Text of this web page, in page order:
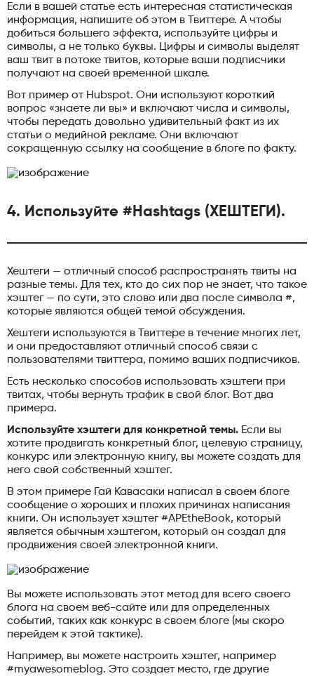
Если в вашей статье есть интересная статистическая
информация, напишите об этом в Твиттере. А чтобы
добиться большего эффекта, используйте цифры и
символы, а не только буквы. Цифры и символы выделят
ваш твит в потоке твитов, которые ваши подписчики
получают на своей временной шкале.
Вот пример от Hubspot. Они используют короткий
вопрос «знаете ли вы» и включают числа и символы,
чтобы передать довольно удивительный факт из их
статьи о медийной рекламе. Они включают
сокращенную ссылку на сообщение в блоге по факту.
4. Используйте #Hashtags (ХЕШТЕГИ).
Хештеги — отличный способ распространять твиты на
разные темы. Для тех, кто до сих пор не знает, что такое
хэштег — по сути, это слово или два после символа #,
которые являются общей темой обсуждения.
Хештеги используются в Твиттере в течение многих лет,
и они предоставляют отличный способ связи с
пользователями твиттера, помимо ваших подписчиков.
Есть несколько способов использовать хэштеги при
твитах, чтобы вернуть трафик в свой блог. Вот два
примера.
Используйте хэштеги для конкретной темы. Если вы
хотите продвигать конкретный блог, целевую страницу,
конкурс или электронную книгу, вы можете создать для
него свой собственный хэштег.
В этом примере Гай Кавасаки написал в своем блоге
сообщение о хороших и плохих причинах написания
книги. Он использует хэштег #APEtheBook, который
является обычным хэштегом, который он создал для
продвижения своей электронной книги.
Вы можете использовать этот метод для всего своего
блога на своем веб-сайте или для определенных
событий, таких как конкурс в своем блоге (мы скоро
перейдем к этой тактике).
Например, вы можете настроить хэштег, например
#myawesomeblog. Это создает место, где другие